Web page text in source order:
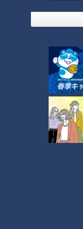
感動スポット②
集う星ヶ丘のカ